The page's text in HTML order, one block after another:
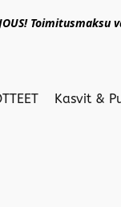
Kasvit &